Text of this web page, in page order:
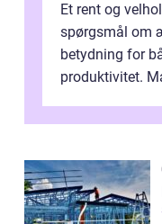
Et rent og
spørgsmål om
betydning for
produktivitet.